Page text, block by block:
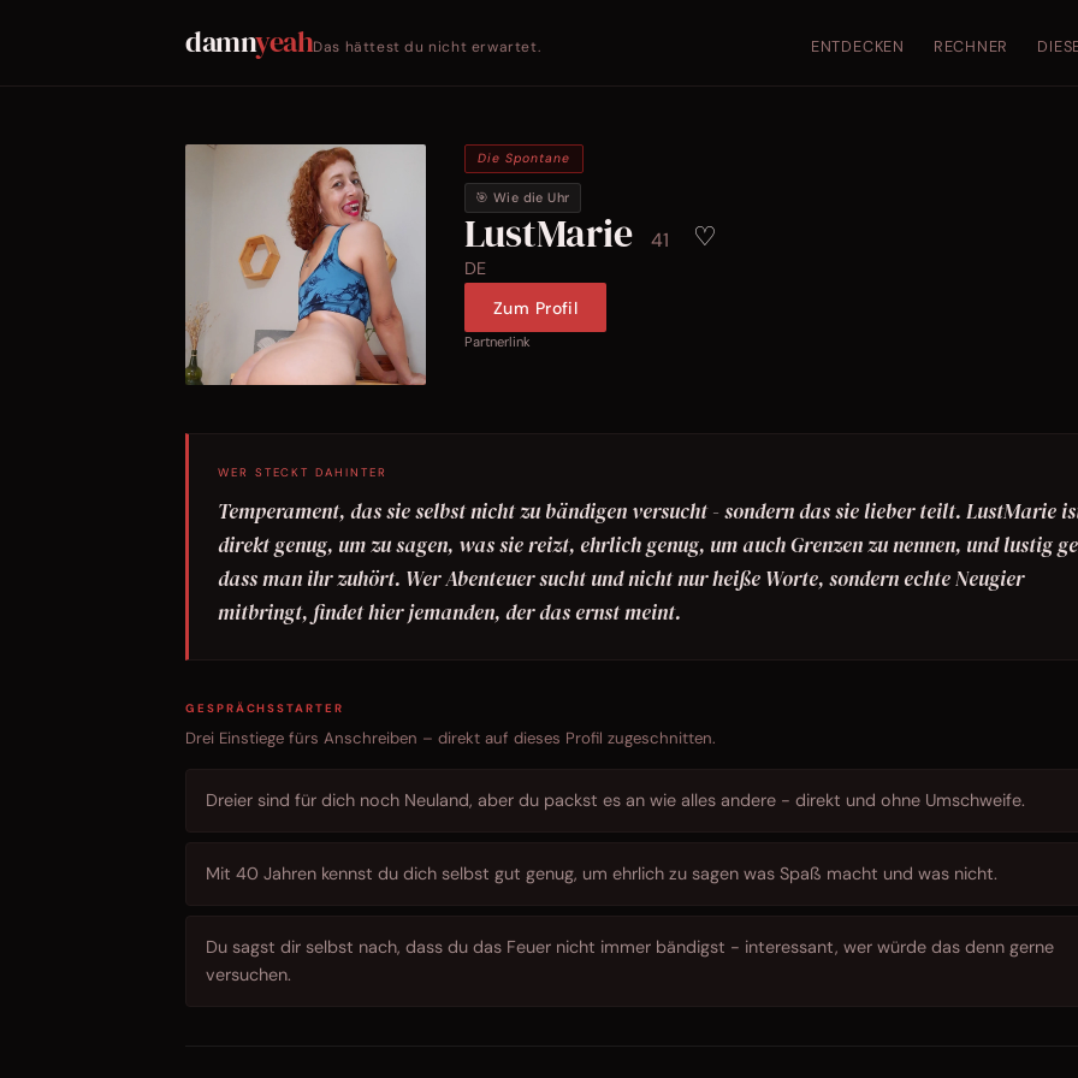
damnyeahDas hättest du nicht erwartet. ENTDECKEN RECHNER
Die Spontane
🎯 Wie die Uhr
LustMarie 41 ♡
DE
Zum Profil
Partnerlink
WER STECKT DAHINTER
Temperament, das sie selbst nicht zu bändigen versucht - sondern das sie lieber teilt. LustMarie
direkt genug, um zu sagen, was sie reizt, ehrlich genug, um auch Grenzen zu nennen, und lustig
dass man ihr zuhört. Wer Abenteuer sucht und nicht nur heiße Worte, sondern echte Neugier
mitbringt, findet hier jemanden, der das ernst meint.
GESPRÄCHSSTARTER
Drei Einstiege fürs Anschreiben – direkt auf dieses Profil zugeschnitten.
Dreier sind für dich noch Neuland, aber du packst es an wie alles andere - direkt und ohne Umschweife.
Mit 40 Jahren kennst du dich selbst gut genug, um ehrlich zu sagen was Spaß macht und was nicht.
Du sagst dir selbst nach, dass du das Feuer nicht immer bändigst - interessant, wer würde das denn gerne
versuchen.